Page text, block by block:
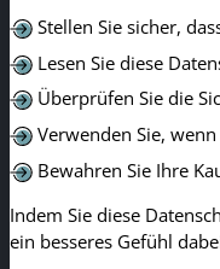
Stellen Sie sicher,
Lesen Sie diese
Überprüfen Sie die
Verwenden Sie,
Bewahren Sie Ihre
Indem Sie diese
ein besseres Gefühl